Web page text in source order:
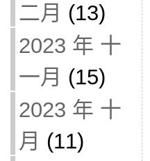
二月 (13)
2023 年 十
一月 (15)
2023 年 十
月 (11)